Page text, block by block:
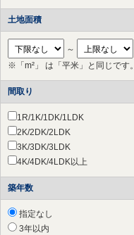
横浜市 緑区
横浜市 瀬谷区（38件）
横浜市 栄区
（1件）
横浜市 青葉区（68件）
横浜市 都筑区（26件）
川崎市 中原区
川崎市 多摩区（24件）
川崎市 宮前区
川崎市 麻生区
相模原市 緑区（54件）
相模原市 中央区
平塚市 （4件）
鎌倉市（1件）
土地面積
～
※「m²」 は「平米」と同じです。
間取り
1R/1K/1DK/1LDK
2K/2DK/2LDK
3K/3DK/3LDK
4K/4DK/4LDK以上
築年数
指定なし
3年以内